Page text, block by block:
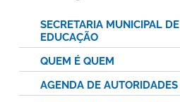
SECRETARIA MUNICIPAL DE
EDUCAÇÃO
QUEM É QUEM
AGENDA DE AUTORIDADES